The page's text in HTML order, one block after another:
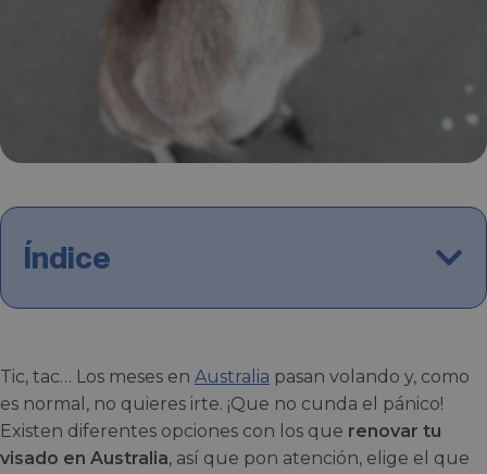
Índice
Tic, tac… Los meses en Australia pasan volando y, como
es normal, no quieres irte. ¡Que no cunda el pánico!
Existen diferentes opciones con los que renovar tu
visado en Australia, así que pon atención, elige el que